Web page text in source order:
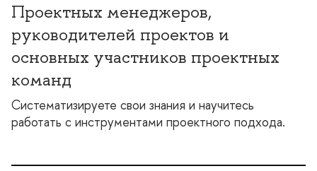
Проектных менеджеров,
руководителей проектов и
основных участников проектных
команд
Систематизируете свои знания и научитесь
работать с инструментами проектного подхода.